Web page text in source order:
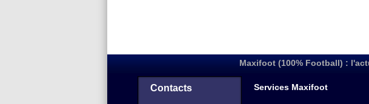
Maxifoot (100% Football) :
Contacts Services Maxifoot